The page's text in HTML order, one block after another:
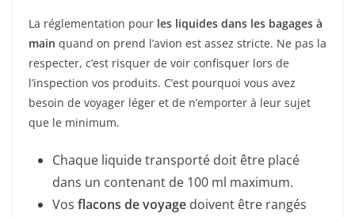
La réglementation pour les liquides dans les bagages à
main quand on prend l’avion est assez stricte. Ne pas la
respecter, c’est risquer de voir confisquer lors de
l’inspection vos produits. C’est pourquoi vous avez
besoin de voyager léger et de n’emporter à leur sujet
que le minimum.
Chaque liquide transporté doit être placé
dans un contenant de 100 ml maximum.
Vos flacons de voyage doivent être rangés